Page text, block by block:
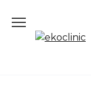
содержанию